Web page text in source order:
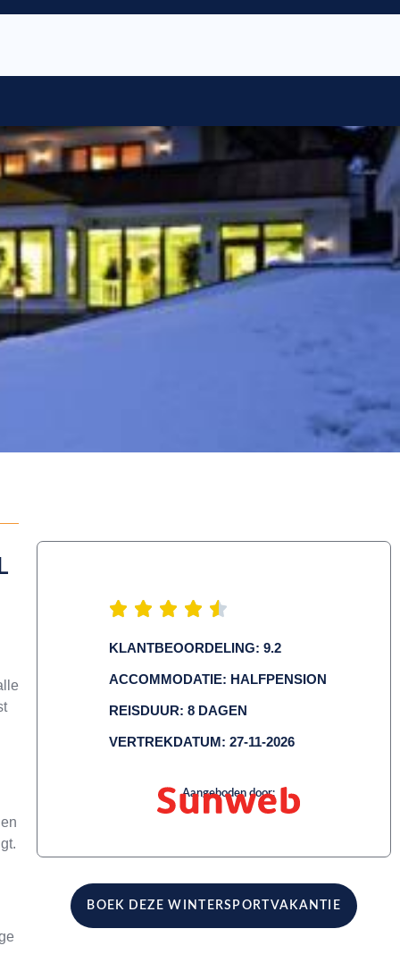
KLANTBEOORDELING: 9.2
ACCOMMODATIE: HALFPENSION
REISDUUR: 8 DAGEN
VERTREKDATUM: 27-11-2026
Aangeboden door:
BOEK DEZE WINTERSPORTVAKANTIE